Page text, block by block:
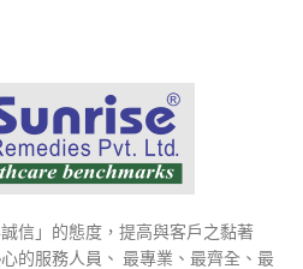
信」的態度，提高與客戶之黏著
的服務人員、 最專業、最齊全、最